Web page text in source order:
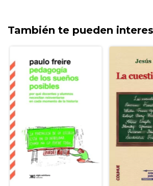
También te pueden